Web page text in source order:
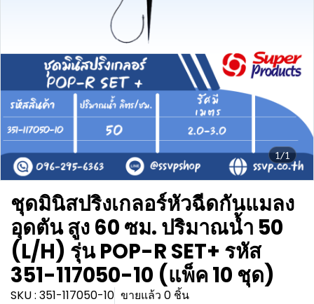
1/1
ชุดมินิสปริงเกลอร์หัวฉีดกันแมลง
อุดตัน สูง 60 ซม. ปริมาณน้ำ 50
(L/H) รุ่น POP-R SET+ รหัส
351-117050-10 (แพ็ค 10 ชุด)
SKU : 351-117050-10 ขายแล้ว 0 ชิ้น